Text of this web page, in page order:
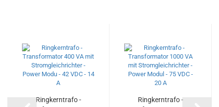
Ringkerntrafo -
Ringkerntrafo -